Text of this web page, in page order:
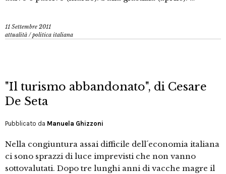
11 Settembre 2011
attualità /politica italiana
"Il turismo abbandonato", di Cesare
De Seta
Pubblicato da Manuela Ghizzoni
Nella congiuntura assai difficile dell´economia italiana
ci sono sprazzi di luce imprevisti che non vanno
sottovalutati. Dopo tre lunghi anni di vacche magre il